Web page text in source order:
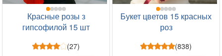
Красные розы з
гипсофилой 15 шт
(27)
Букет цветов 15 красных
роз
(838)